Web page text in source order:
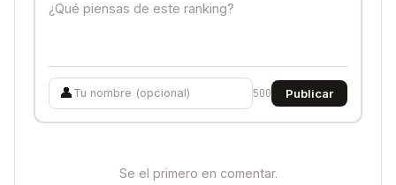
👤 500 Publicar
Se el primero en comentar.